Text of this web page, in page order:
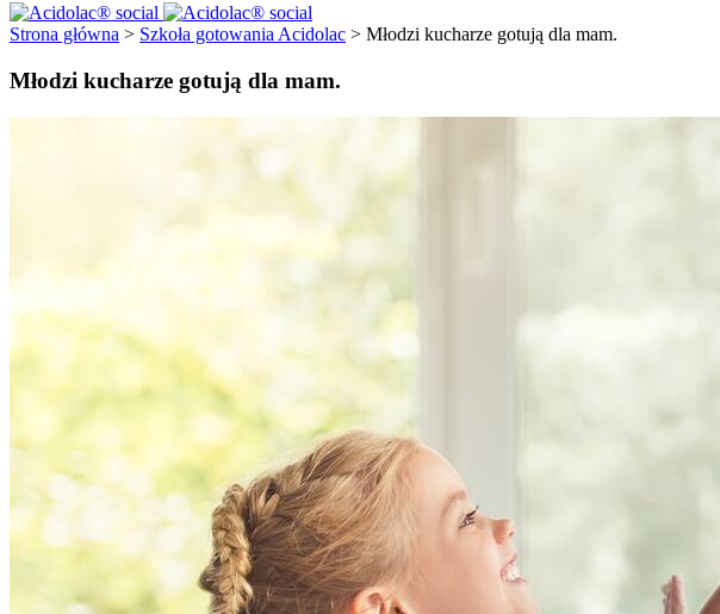
Strona główna > Szkoła gotowania Acidolac > Młodzi kucharze gotują dla mam.
Młodzi kucharze gotują dla mam.